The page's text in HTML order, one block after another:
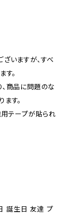
いますが、すべ
す。
商品に問題のな
す。
用テープが貼られ
誕生日 友達 プ